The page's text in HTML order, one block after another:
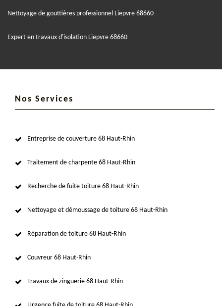
Nettoyage de gouttières professionnel Liepvre 68660
Expert en travaux d'isolation Liepvre 68660
Nos Services
Entreprise de couverture 68 Haut-Rhin
Traitement de charpente 68 Haut-Rhin
Recherche de fuite toiture 68 Haut-Rhin
Nettoyage et démoussage de toiture 68 Haut-Rhin
Réparation de toiture 68 Haut-Rhin
Couvreur 68 Haut-Rhin
Travaux de zinguerie 68 Haut-Rhin